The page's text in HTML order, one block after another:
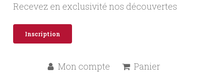
Recevez en exclusivité nos découvertes
Inscription
Mon compte Panier